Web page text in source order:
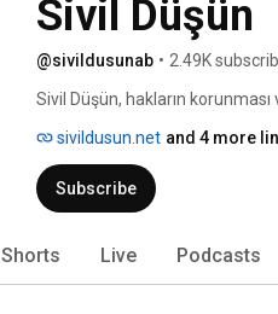
Sivil Düşün
@sivildusunab • 2.49K
Sivil Düşün, hakların
sivildusun.net and 4 more
Subscribe
Shorts Live Podcasts